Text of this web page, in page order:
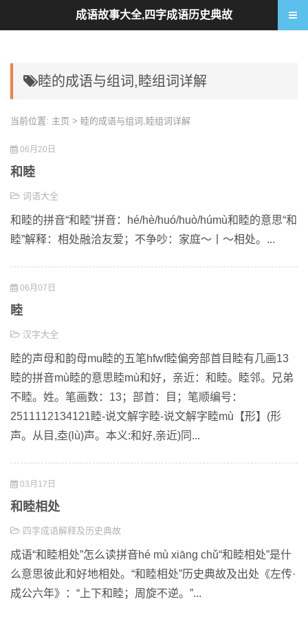
睦的成语与组词,睦组词详解
当前位置: 主页 > 睦的成语与组词,睦组词详解
06月20日
和睦
词语大全
和睦的拼音“和睦”拼音：hé/hè/huó/huò/húmù和睦的意思“和
睦”解释：相处融洽友爱；不争吵：家庭～丨～相处。...
06月07日
睦
汉字大全
睦的声母和韵母mu睦的五笔hfwf睦偏旁部首目睦有几画13
睦的拼音mù睦的意思睦mù和好，亲近：和睦。睦邻。兄弟
不睦。姓。笔画数：13；部首：目；笔顺编号：
2511112134121睦-说文解字睦-说文解字睦mù【形】(形
声。从目,坴(lù)声。本义:和好,亲近)同...
03月17日
和睦相处
四字成语解释及历史典故
成语“和睦相处”怎么读拼音hé mù xiāng chǔ“和睦相处”是什
么意思彼此和好地相处。“和睦相处”历史典故及出处《左传·
成公六年》：“上下和睦；周旋不逆。”...
成语故事大全,四字成语历史典故